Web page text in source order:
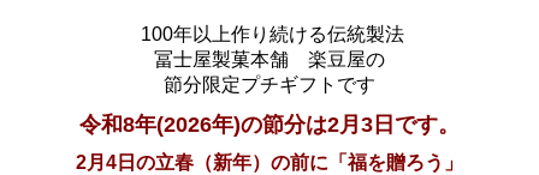
100年以上作り続ける伝統製法
冨士屋製菓本舗 楽豆屋の
節分限定プチギフトです
令和8年(2026年)の節分は2月3日です。
2月4日の立春（新年）の前に「福を贈ろう」